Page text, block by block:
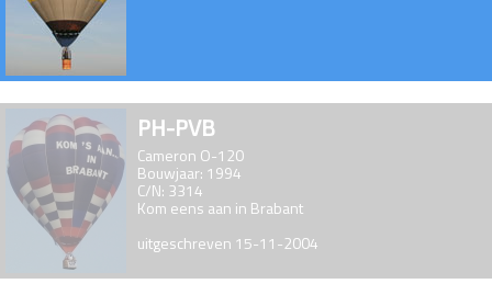
PH-PVB
Cameron O-120
Bouwjaar: 1994
C/N: 3314
Kom eens aan in Brabant
uitgeschreven 15-11-2004